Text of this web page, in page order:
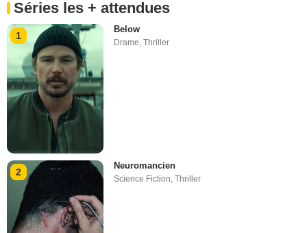
Séries les + attendues
1
Below
Drame,Thriller
2
Neuromancien
Science Fiction ,Thriller